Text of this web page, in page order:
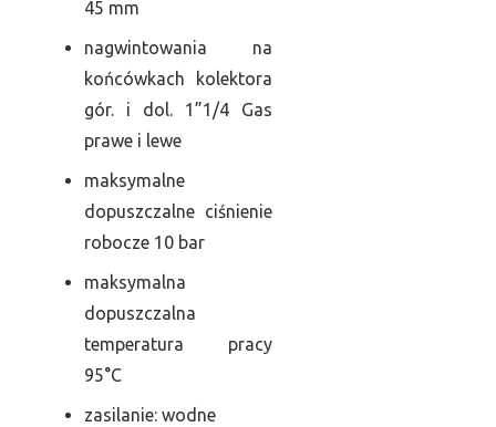
45 mm
nagwintowania na
końcówkach kolektora
gór. i dol. 1”1/4 Gas
prawe i lewe
maksymalne
dopuszczalne ciśnienie
robocze 10 bar
maksymalna
dopuszczalna
temperatura pracy
95°C
zasilanie: wodne